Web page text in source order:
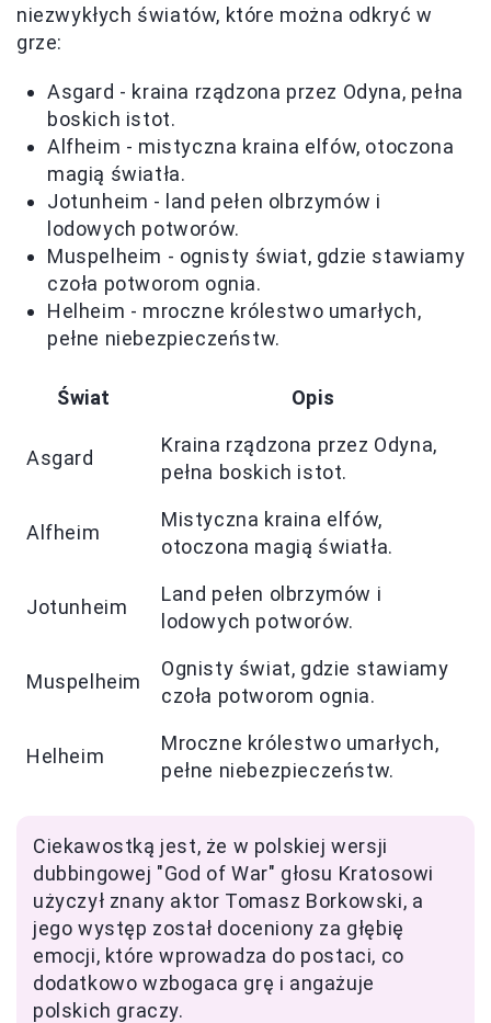
niezwykłych światów, które można odkryć w
grze:
Asgard - kraina rządzona przez Odyna, pełna
boskich istot.
Alfheim - mistyczna kraina elfów, otoczona
magią światła.
Jotunheim - land pełen olbrzymów i
lodowych potworów.
Muspelheim - ognisty świat, gdzie stawiamy
czoła potworom ognia.
Helheim - mroczne królestwo umarłych,
pełne niebezpieczeństw.
Świat Opis
Asgard
Kraina rządzona przez Odyna,
pełna boskich istot.
Alfheim
Mistyczna kraina elfów,
otoczona magią światła.
Jotunheim
Land pełen olbrzymów i
lodowych potworów.
Muspelheim
Ognisty świat, gdzie stawiamy
czoła potworom ognia.
Helheim
Mroczne królestwo umarłych,
pełne niebezpieczeństw.
Ciekawostką jest, że w polskiej wersji
dubbingowej "God of War" głosu Kratosowi
użyczył znany aktor Tomasz Borkowski, a
jego występ został doceniony za głębię
emocji, które wprowadza do postaci, co
dodatkowo wzbogaca grę i angażuje
polskich graczy.